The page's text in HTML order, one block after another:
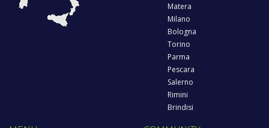
Matera
Milano
Bologna
Torino
Parma
Pescara
Salerno
Rimini
Brindisi